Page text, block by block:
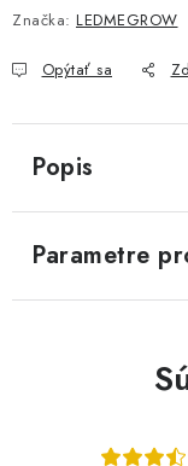
Značka: LEDMEGROW
Opýtať sa
Popis
Parametre